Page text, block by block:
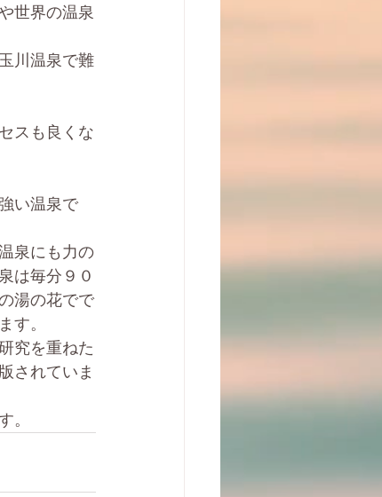
世界の温泉
川温泉で難
スも良くな
い温泉で
泉にも力の
は毎分９０
湯の花でで
す。
究を重ねた
されていま
。